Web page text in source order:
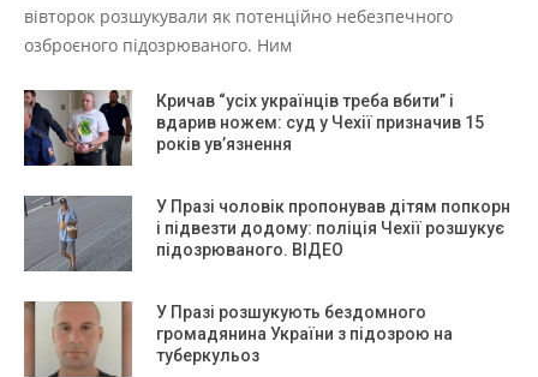
вівторок розшукували як потенційно небезпечного
озброєного підозрюваного. Ним
Кричав “усіх українців треба вбити” і
вдарив ножем: суд у Чехії призначив 15
років ув’язнення
У Празі чоловік пропонував дітям попкорн
і підвезти додому: поліція Чехії розшукує
підозрюваного. ВІДЕО
У Празі розшукують бездомного
громадянина України з підозрою на
туберкульоз